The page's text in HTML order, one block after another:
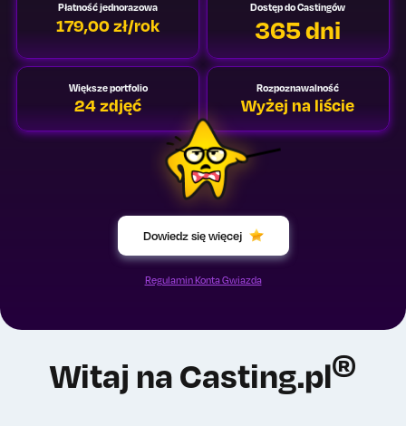
Płatność jednorazowa
179,00 zł/rok
Dostęp do Castingów
365 dni
Większe portfolio
24 zdjęć
Rozpoznawalność
Wyżej na liście
Dowiedz się więcej
Regulamin Konta Gwiazda
Witaj na Casting.pl®